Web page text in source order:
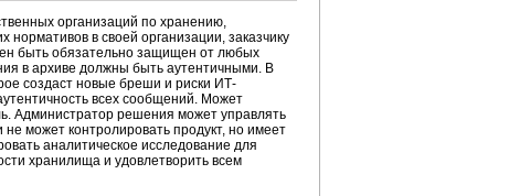
организаций по хранению,
в своей организации, заказчику
быть обязательно защищен от любых
в архиве должны быть аутентичными. В
создаст новые бреши и риски ИТ-
всех сообщений. Может
Администратор решения может управлять
может контролировать продукт, но имеет
аналитическое исследование для
хранилища и удовлетворить всем